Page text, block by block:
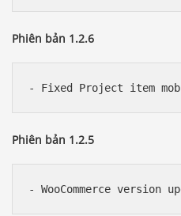
Phiên bản 1.2.6
Phiên bản 1.2.5